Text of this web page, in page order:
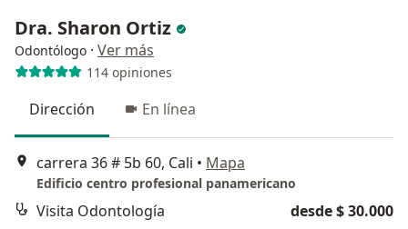
Dra. Sharon Ortiz
Odontólogo · Ver más
114 opiniones
Dirección En línea
carrera 36 # 5b 60, Cali • Mapa
Edificio centro profesional panamericano
Visita Odontología
desde $ 30.000